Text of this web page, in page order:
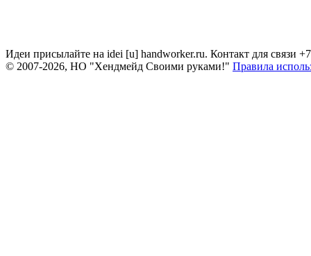
Идеи присылайте на idei [u] handworker.ru. Контакт для связи
© 2007-2026, НО "Хендмейд Своими руками!" Правила